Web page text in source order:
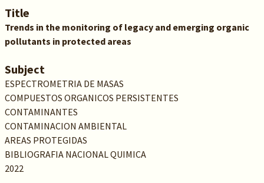
Title
Trends in the monitoring of legacy and emerging organic
pollutants in protected areas
Subject
ESPECTROMETRIA DE MASAS
COMPUESTOS ORGANICOS PERSISTENTES
CONTAMINANTES
CONTAMINACION AMBIENTAL
AREAS PROTEGIDAS
BIBLIOGRAFIA NACIONAL QUIMICA
2022